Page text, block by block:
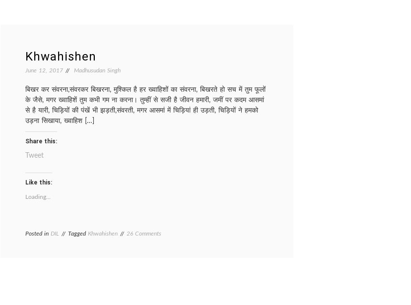
Khwahishen
June 12, 2017 Madhusudan Singh
बिखर कर संवरना,संवरकर बिखरना, मुश्किल है हर ख्वाहिशों का संवरना, बिखरते हो सच में तुम फूलों
के जैसे, मगर ख्वाहिशें तुम कभी गम ना करना। तुम्हीं से सजी है जीवन हमारी, जमीं पर कदम आसमां
से है यारी, चिड़ियों की पंखें भी झड़ती,संवरती, मगर आसमां में चिड़ियां ही उड़ती, चिड़ियों ने हमको
उड़ना सिखाया, ख्वाहिश […]
Share this:
Tweet
Like this:
Loading...
Posted in DIL Tagged Khwahishen 26 Comments